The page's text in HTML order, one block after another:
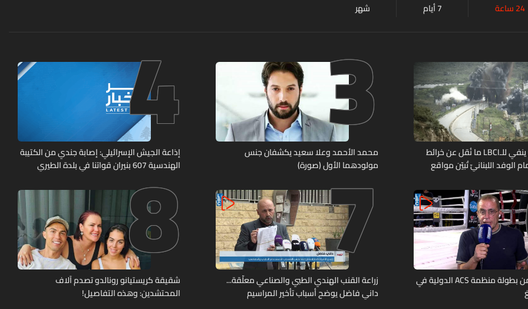
24 ساعة 7 أيام شهر
مصدر عسكريّ ينفي للـLBCI ما نُقل عن خرائط
الوفد اللبنانيّ تُبيّن مواقع
3
محمد الأحمد وعلا سعيد يكشفان جنس
مولودهما الأول (صورة)
4
إذاعة الجيش الإسرائيلي: إصابة جندي من الكتيبة
الهندسية 607 بنيران قواتنا في بلدة الطيري
الجولة الثانية من بطولة منظمة ACS الدولية في
7
زراعة القنب الهندي الطبي والصناعي معلّقة...
داني فاضل يوضح أسباب تأخير المراسيم
8
شقيقة كريستيانو رونالدو تصدم آلاف
المحتشدين: وهذه التفاصيل!